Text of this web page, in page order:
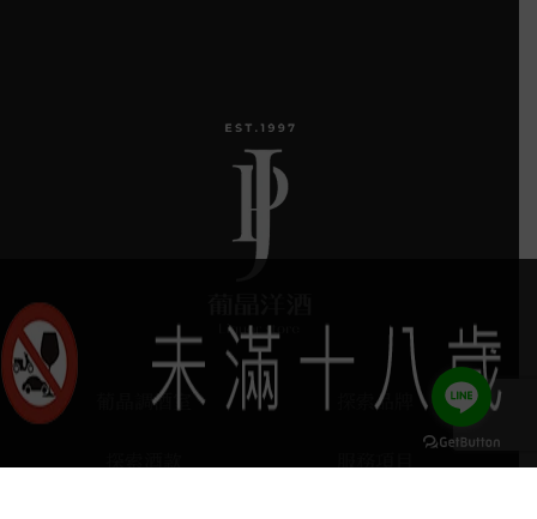
葡晶調酒室 探索品牌
探索酒款 服務項目